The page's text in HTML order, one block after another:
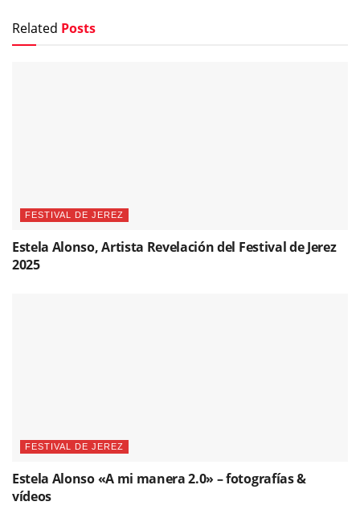
Related Posts
FESTIVAL DE JEREZ
Estela Alonso, Artista Revelación del Festival de Jerez
2025
FESTIVAL DE JEREZ
Estela Alonso «A mi manera 2.0» – fotografías &
vídeos